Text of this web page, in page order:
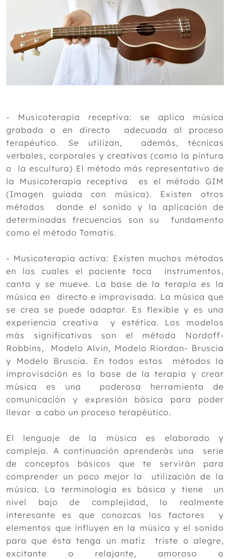
- Musicoterapia receptiva: se aplica música
grabada o en directo adecuada al proceso
terapéutico. Se utilizan, además, técnicas
verbales, corporales y creativas (como la pintura
o la escultura) El método más representativo de
la Musicoterapia receptiva es el método GIM
(Imagen guiada con música). Existen otros
métodos donde el sonido y la aplicación de
determinadas frecuencias son su fundamento
como el método Tomatis.
- Musicoterapia activa: Existen muchos métodos
en los cuales el paciente toca instrumentos,
canta y se mueve. La base de la terapia es la
música en directo e improvisada. La música que
se crea se puede adaptar. Es flexible y es una
experiencia creativa y estética. Los modelos
más significativos son el método Nordoff-
Robbins, Modelo Alvin, Modelo Riordon- Bruscia
y Modelo Bruscia. En todos estos métodos la
improvisación es la base de la terapia y crear
música es una poderosa herramienta de
comunicación y expresión básica para poder
llevar a cabo un proceso terapéutico.
El lenguaje de la música es elaborado y
complejo. A continuación aprenderás una serie
de conceptos básicos que te servirán para
comprender un poco mejor la utilización de la
música. La terminología es básica y tiene un
nivel bajo de complejidad, lo realmente
interesante es que conozcas los factores y
elementos que influyen en la música y el sonido
para que ésta tenga un matiz triste o alegre,
excitante o relajante, amoroso o